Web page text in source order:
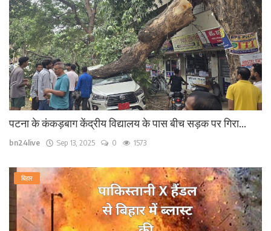
पटना के कंकड़बाग केंद्रीय विद्यालय के पास बीच सड़क पर गिरा...
bn24live Sep 13, 2025 0 1573
बिहार